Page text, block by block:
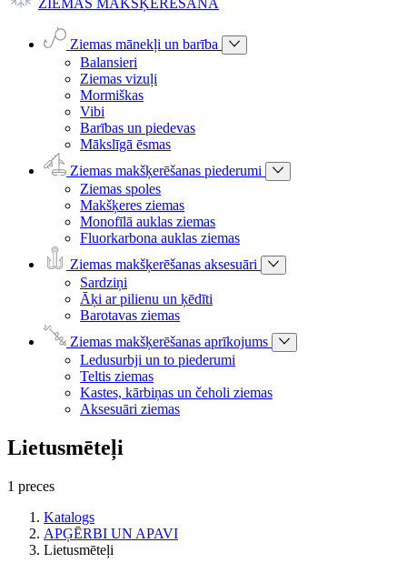
ZIEMAS MAKŠĶERĒŠANA
Ziemas mānekļi un barība
Balansieri
Ziemas vizuļi
Mormiškas
Vibi
Barības un piedevas
Mākslīgā ēsmas
Ziemas makšķerēšanas piederumi
Ziemas spoles
Makšķeres ziemas
Monofīlā auklas ziemas
Fluorkarbona auklas ziemas
Ziemas makšķerēšanas aksesuāri
Sardziņi
Āķi ar pilienu un ķēdīti
Barotavas ziemas
Ziemas makšķerēšanas aprīkojums
Ledusurbji un to piederumi
Teltis ziemas
Kastes, kārbiņas un čeholi ziemas
Aksesuāri ziemas
Lietusmēteļi
1 preces
Katalogs
APĢĒRBI UN APAVI
Lietusmēteļi